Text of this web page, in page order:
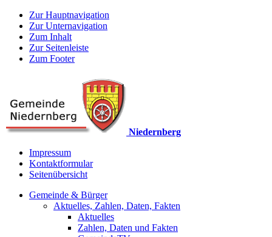
Zur Hauptnavigation
Zur Unternavigation
Zum Inhalt
Zur Seitenleiste
Zum Footer
Niedernberg
Impressum
Kontaktformular
Seitenübersicht
Gemeinde & Bürger
Aktuelles, Zahlen, Daten, Fakten
Aktuelles
Zahlen, Daten und Fakten